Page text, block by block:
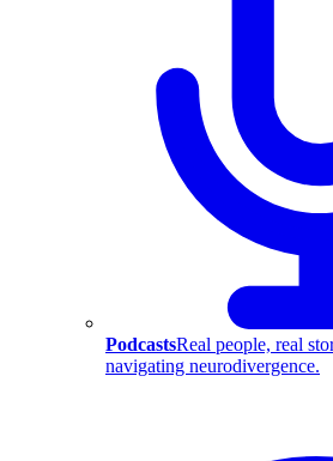
PodcastsReal people, real
navigating neurodivergence.